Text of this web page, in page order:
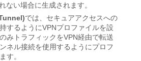
ない場合に生成されます。
では、セキュアアクセスへの
するようにVPNプロファイルを設
みトラフィックをVPN経由で転送
ネル接続を使用するようにプロフ
す。